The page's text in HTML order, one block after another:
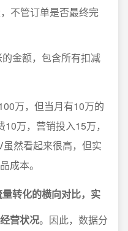
不管订单是否最终完
金额，包含所有扣减
万，但当月有10万的
万，营销投入15万，
然看起来很高，但实
成本。
转化的横向对比，实
营状况。因此，数据分